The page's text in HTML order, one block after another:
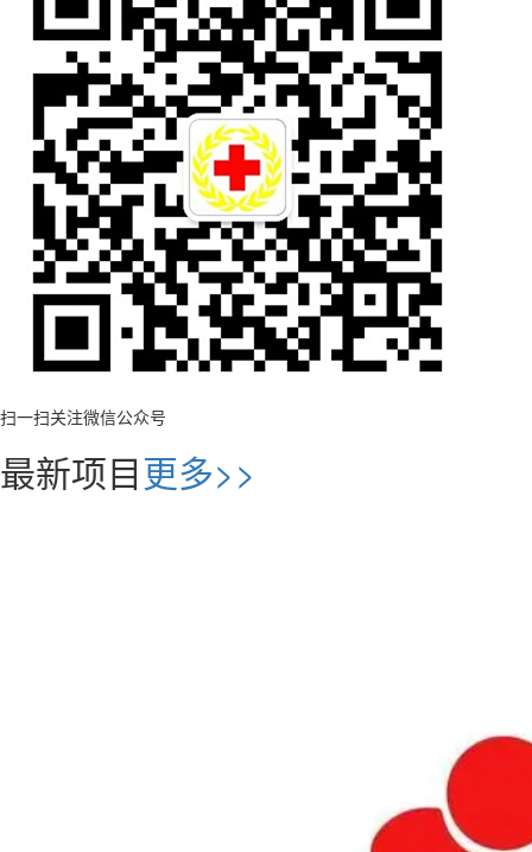
扫一扫关注微信公众号
最新项目更多>>